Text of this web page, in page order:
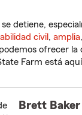
detiene,
civil , amplia,
ofrecer la
Farm está
Brett Baker